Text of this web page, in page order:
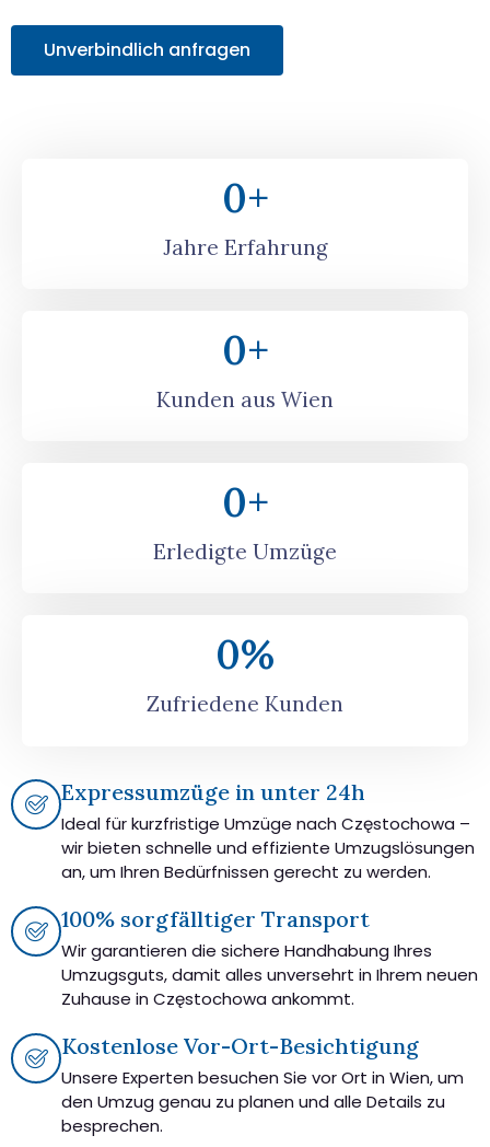
Unverbindlich anfragen
Jahre Erfahrung
0+
Kunden aus Wien
0+
Erledigte Umzüge
0+
Zufriedene Kunden
0%
Expressumzüge in unter 24h
Ideal für kurzfristige Umzüge nach Częstochowa –
wir bieten schnelle und effiziente Umzugslösungen
an, um Ihren Bedürfnissen gerecht zu werden.
100% sorgfälltiger Transport
Wir garantieren die sichere Handhabung Ihres
Umzugsguts, damit alles unversehrt in Ihrem neuen
Zuhause in Częstochowa ankommt.
Kostenlose Vor-Ort-Besichtigung
Unsere Experten besuchen Sie vor Ort in Wien, um
den Umzug genau zu planen und alle Details zu
besprechen.